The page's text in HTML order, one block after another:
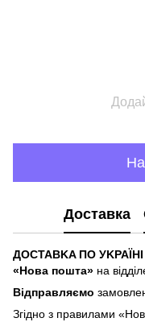
Доставка
ДOCTABKA ПO УKPAЇHІ
«Hoвa пoштa» нa
Відпpaвляємo
Згіднo з пpaвилaми